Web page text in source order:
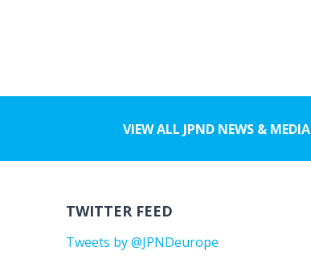
VIEW ALL JPND NEWS & MEDIA
TWITTER FEED
Tweets by @JPNDeurope